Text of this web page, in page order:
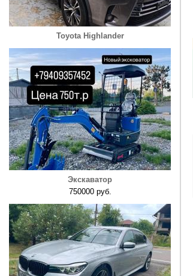
Toyota Highlander
Экскаватор
750000 руб.